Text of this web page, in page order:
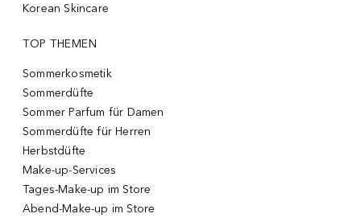
Korean Skincare
TOP THEMEN
Sommerkosmetik
Sommerdüfte
Sommer Parfum für Damen
Sommerdüfte für Herren
Herbstdüfte
Make-up-Services
Tages-Make-up im Store
Abend-Make-up im Store